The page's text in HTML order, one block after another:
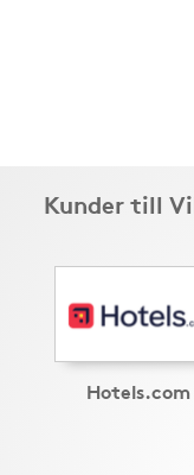
Kunder till
Hotels.com